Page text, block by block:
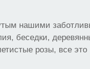
нашими
беседки,
розы, все это